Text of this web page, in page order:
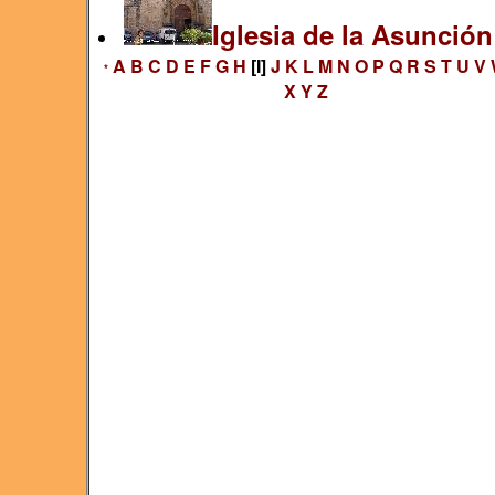
Iglesia de la Asunción
* A B C D E FG H [I]J K L M N O P Q R S T U V
XYZ